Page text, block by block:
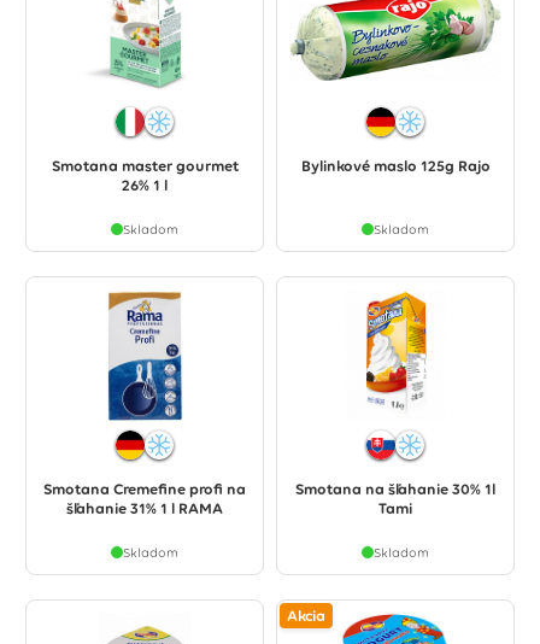
Smotana master gourmet
26% 1 l
Skladom
Bylinkové maslo 125g Rajo
Skladom
Smotana Cremefine profi na
šľahanie 31% 1 l RAMA
Skladom
Smotana na šľahanie 30% 1l
Tami
Skladom
Akcia